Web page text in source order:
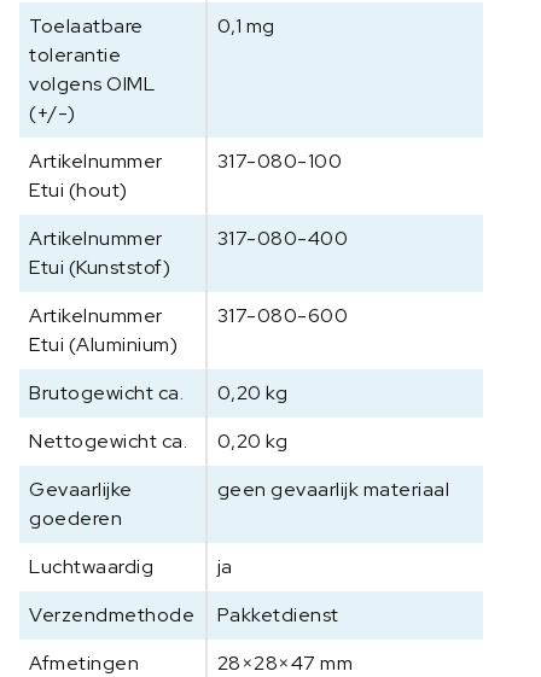
s
s
e
E
1
,
2
0
0
g
a
a
n
t
a
Toelaatbare
tolerantie
volgens OIML
(+/-)
0,1 mg
Artikelnummer
Etui (hout)
317-080-100
Artikelnummer
Etui (Kunststof)
317-080-400
Artikelnummer
Etui (Aluminium)
317-080-600
Brutogewicht ca.
0,20 kg
Nettogewicht ca.
0,20 kg
Gevaarlijke
goederen
geen gevaarlijk materiaal
Luchtwaardig
ja
Verzendmethode
Pakketdienst
Afmetingen
28×28×47 mm